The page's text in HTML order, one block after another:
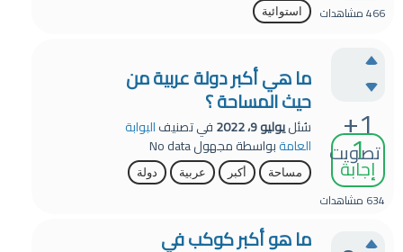
466مشاهدات
استوائية
+1
تصويت
1
إجابة
634 مشاهدات
ما هي أكبر دولة عربية من
حيث المساحة ؟
سُئليوليو 9، 2022 في تصنيفالبوابة
العامةبواسطةمجهولNo data
مساحة أكبر عربية دولة
ما هو أكبر كوكب في